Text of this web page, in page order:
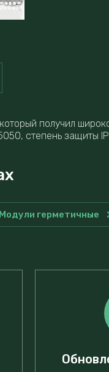
получил
степень защиты
Модули герметичные